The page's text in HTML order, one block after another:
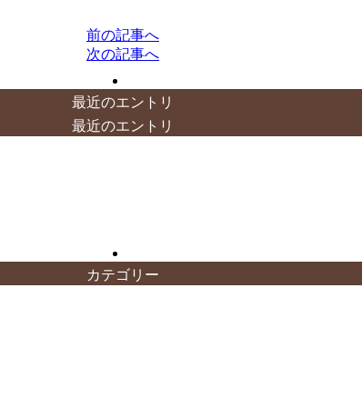
前の記事へ
次の記事へ
最近のエントリ
最近のエントリ
カテゴリー